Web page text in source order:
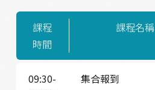
課程
時間
課程名稱
09:30-
集合報到